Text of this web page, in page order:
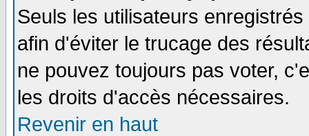
Seuls les utilisateurs
afin d'éviter le trucage des
ne pouvez toujours pas voter,
les droits d'accès nécessaires.
Revenir en haut